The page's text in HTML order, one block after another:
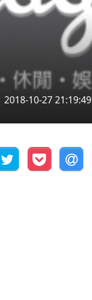
2018-10-27 21:19:49